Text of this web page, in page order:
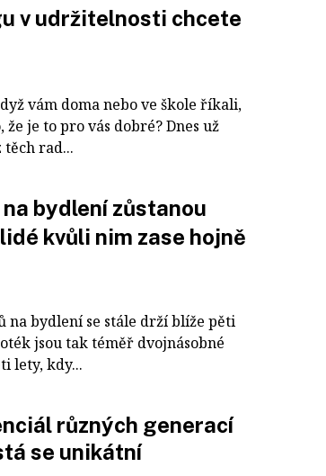
v udržitelnosti chcete
vám doma nebo ve škole říkali,
je to pro vás dobré? Dnes už
těch rad...
bydlení zůstanou
kvůli nim zase hojně
na bydlení se stále drží blíže pěti
jsou tak téměř dvojnásobné
lety, kdy...
různých generací
se unikátní